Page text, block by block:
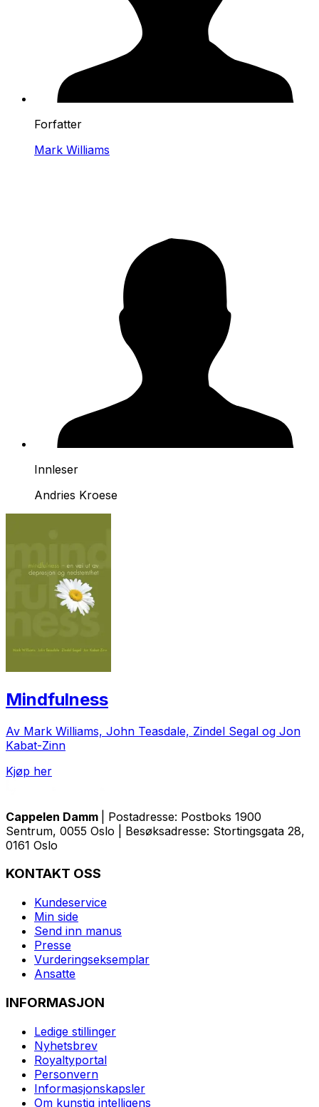
Forfatter
Mark Williams
Innleser
Andries Kroese
Mindfulness
Av Mark Williams, John Teasdale, Zindel Segal og Jon
Kabat-Zinn
Kjøp her
Cappelen Damm
| Postadresse: Postboks 1900
Sentrum, 0055 Oslo | Besøksadresse: Stortingsgata 28,
0161 Oslo
KONTAKT OSS
Kundeservice
Min side
Send inn manus
Presse
Vurderingseksemplar
Ansatte
INFORMASJON
Ledige stillinger
Nyhetsbrev
Royaltyportal
Personvern
Informasjonskapsler
Om kunstig intelligens